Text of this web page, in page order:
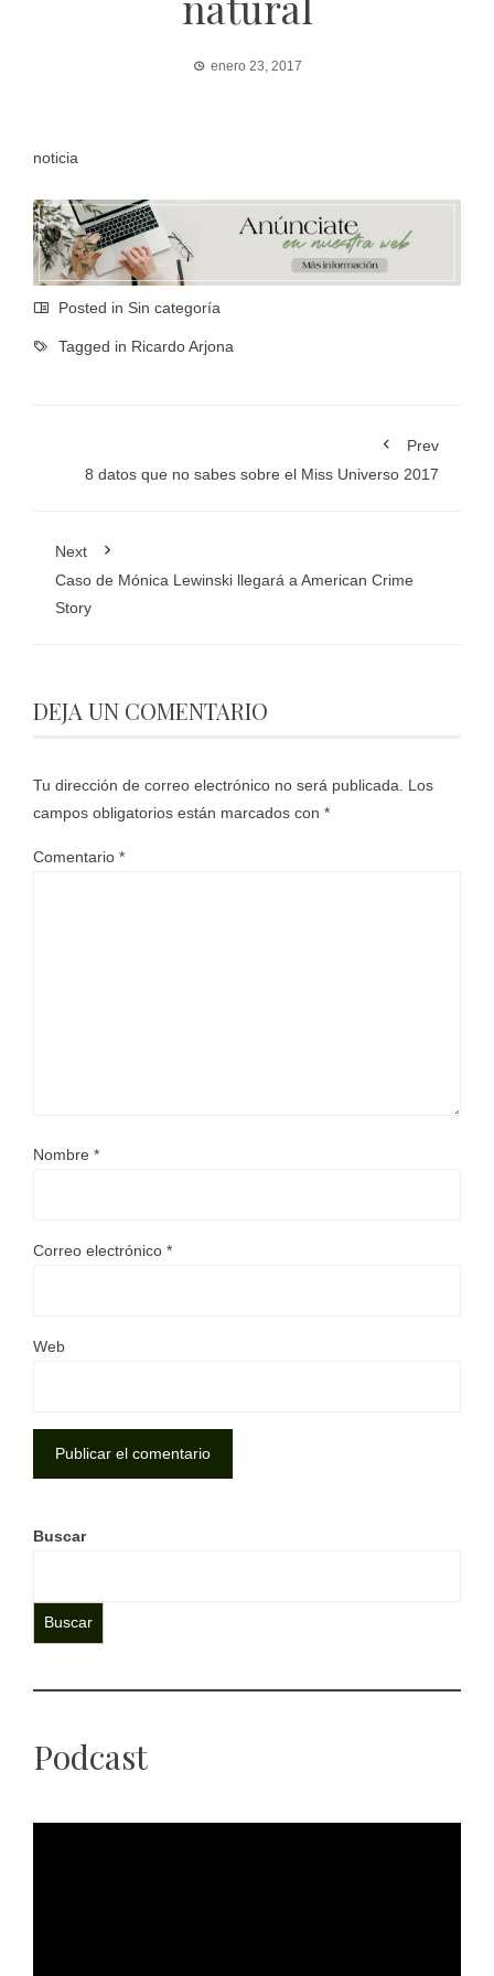
enero 23, 2017
noticia
Posted in Sin categoría
Tagged in Ricardo Arjona
Prev
8 datos que no sabes sobre el Miss Universo 2017
Next
Caso de Mónica Lewinski llegará a American Crime
Story
DEJA UN COMENTARIO
Tu dirección de correo electrónico no será publicada.
Los
campos obligatorios están marcados con *
Comentario *
Nombre *
Correo electrónico *
Web
Buscar
Buscar
Podcast